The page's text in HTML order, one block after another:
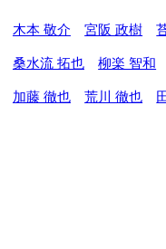
木本 敬介 宮阪 政樹
桑水流 拓也 柳楽 智和
加藤 徹也 荒川 徹也